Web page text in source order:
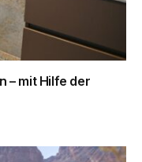
– mit Hilfe der